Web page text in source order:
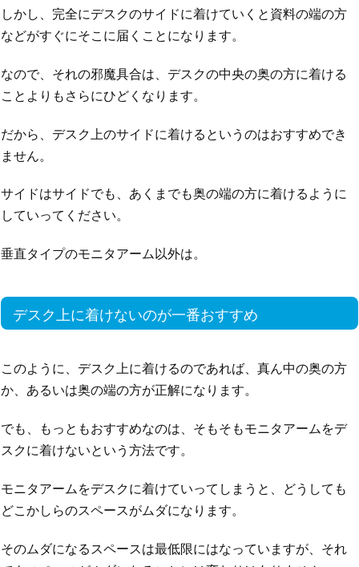
しかし、完全にデスクのサイドに着けていくと資料の端の方
などがすぐにそこに届くことになります。
なので、それの邪魔具合は、デスクの中央の奥の方に着ける
ことよりもさらにひどくなります。
だから、デスク上のサイドに着けるというのはおすすめでき
ません。
サイドはサイドでも、あくまでも奥の端の方に着けるように
していってください。
垂直タイプのモニタアーム以外は。
デスク上に着けないのが一番おすすめ
このように、デスク上に着けるのであれば、真ん中の奥の方
か、あるいは奥の端の方が正解になります。
でも、もっともおすすめなのは、そもそもモニタアームをデ
スクに着けないという方法です。
モニタアームをデスクに着けていってしまうと、どうしても
どこかしらのスペースがムダになります。
そのムダになるスペースは最低限にはなっていますが、それ